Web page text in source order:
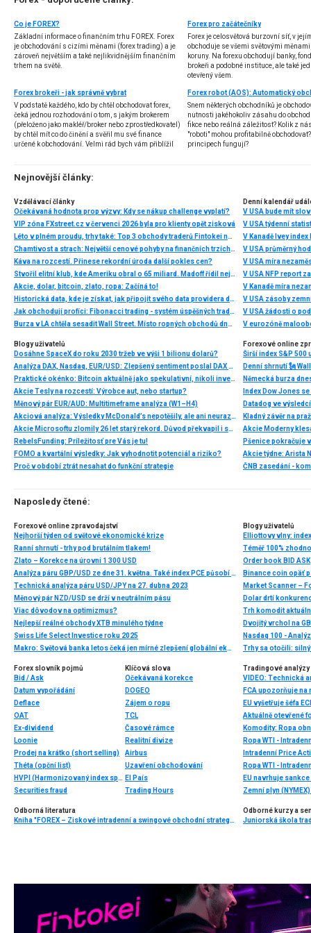
Co je FOREX?
Základní informace o finančním trhu FOREX. Forex
je obchodování s cizími měnami (forex trading) a je
zároveň největším a také nejlikvidnějším finančním
trhem na světě.
Forex pro začátečníky
Forex je celosvětová burzovní síť, v
obchoduje se všemi světovými
koruny. Na forexu obchodují banky,
brokeři a podobné instituce, ale také
otevřený všem.
Forex brokeři - jak správně vybrat
V podstatě každého, kdo by chtěl obchodovat forex,
čeká jednou rozhodování o tom, s jakým brokerem
(přeloženo jako makléř/broker nebo zprostředkovatel)
by chtěl mít co do činění a svěřil mu své finance
určené k obchodování. Velmi rád bych vám přiblížil
několik příkladů nejznámějších z nich.
Snem některých obchodníků je
nutnosti jakéhokoliv zásahu do
fikce nebo reálná záležitost? Kolik z
"roboti" mohou profitabilně
principech fungují?
Nejnovější články:
Vzdělávací články
Očekávaná hodnota prop výzvy: Kdy se nákup challenge vyplatí?
VIP zóna FXstreet.cz v červenci 2026 byla pro klienty opět zisková
Léto v plném proudu, trhy také: Top 3 obchody traderů Fintokei na indexech a zlatě
Chamtivost a strach: Největší cenové pohyby na finančních trzích (červenec 2026)
Káva na rozcestí. Přinese rekordní úroda další pokles cen?
Stvořil elitní klub, kde Ameriku obral o 65 miliard. Madoff řídil největší Ponzi dějin
Akcie, dolar, bitcoin, zlato, ropa: Začíná to!
Historická data, kde je získat, jak připojit svého data providera do MultiCharts a proč je budeme potřebovat? (4. díl)
Jak obchodují profíci: Fibonacci trading - systém úspěšných traderů
Burza v LA chtěla sesadit Wall Street. Místo ropných obchodů dnes místem duní basy
Denní kalendář
V USA bude mít
V USA týdenní
V Kanadě Ivey index
V USA průměrný
V USA míra
V USA NFP report
V Kanadě míra
V USA zásoby
V USA žádosti o
V eurozóně
Blogy uživatelů
Dosáhne SpaceX do roku 2030 tržeb ve výši 1 bilionu dolarů?
Analýza DAX, Nasdaq, EUR/USD: Zlepšený sentiment poslal DAX na nová maxima
Praktické okénko: Bitcoin aktuálně jako spekulativní, nikoli investiční aktivum
Akcie Tesly na rozcestí: Výrobce aut, nebo startup?
Měnový pár EUR/AUD: Multitimeframe analýza (W1–H4)
Akciová analýza: Výsledky McDonald’s nepotěšily, ale ani neurazily. Jakou vizi společnost prezentovala?
Akcie Microsoftu zlomily 26 let starý rekord. Důvod překvapil i samotné investory
RebelsFunding: Príležitosť pre Vás je tu!
FOMO a kvartální výsledky: Jak vyhodnotit potenciál a riziko?
Proč v období ztrát nesahat do funkční strategie
Forexové online
Širší index S&P
Index Dow Jones
Kladný závěr na
ČNB zasedání -
Naposledy čtené:
Forexové online zpravodajství
Nejhorší týden od světové ekonomické krize
Ranní shrnutí - trhy pod brutálním tlakem!
Zlato – Korekce na úrovni 1 300 USD
Analýza páru GBP/USD ze dne 31. května. Také index PCE působí proti dolaru
Technická analýza páru USD/JPY na 27. dubna 2023
Měnový pár NZD/USD se drží v neutrálním pásu
Viac dôvodov na optimizmus?
Nejlepší reálné obchody XTB minulého týdne
Swiss Life Select Investice roku 2025
Makro: Světová banka letos čeká jen mírné zlepšení globální ekonomiky
Blogy uživatelů
Téměř 100%
Order book BID ASK
Binance coin opäť
Market Scanner –
Trh komodit
Nasdaq 100 -
Trhy sa otočili:
Forex slovník pojmů
Bid / Ask
Datum vypořádání
Deflace
OAT
Ex-dividend
Loonie
Prodej na krátko (short selling)
Théta (opční list)
HVPI (Harmonizovaný index spotřebitelských cen)
Securities fraud
Klíčová slova
Očekávaná korekce
DOGEO
Zájem o ropu
TCL
Časové rámce
Realitní divize
Airbus
Uzavření obchodování
El País
Trading Hours
Tradingové analýzy
FCA upozorňuje
EU vyšetřuje šéfa
Aktuálně otevřené
Komodity: Ropa
Ropa WTI -
Intradenní Price
Ropa WTI -
EU navrhuje
Zemní plyn
Odborná literatura
Kniha "FOREX – Ziskové intradenní a swingové obchodní strategie" od Kathy Lien vychází v češtině!
Odborné kurzy a
Juniorská škola